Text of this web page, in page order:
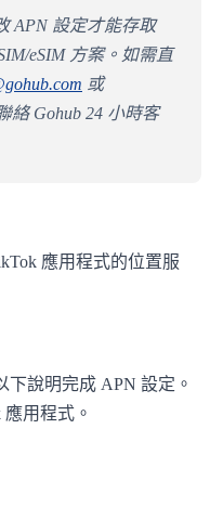
APN 設定才能存取
eSIM 方案。如需直
或
絡 Gohub 24 小時客
應用程式的位置服
下說明完成 APN 設定。
用程式。